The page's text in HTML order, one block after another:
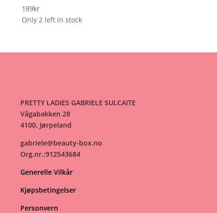
189kr
Only 2 left in stock
PRETTY LADIES GABRIELE SULCAITE
Vågabakken 28
4100, Jørpeland
gabriele@beauty-box.no
Org.nr.:912543684
Generelle Vilkår
Kjøpsbetingelser
Personvern